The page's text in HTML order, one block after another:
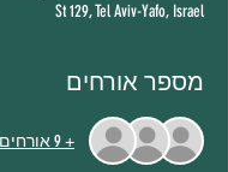
St 129, Tel Aviv-Yafo, Israel
מספר אורחים
+ 9 אורחים אחרים